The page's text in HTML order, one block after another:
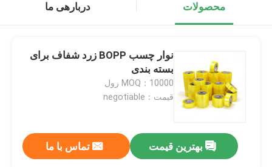
محصولات دربارهی ما
نوار چسب BOPP زرد شفاف برای
بسته بندی
MOQ：10000 رول
قیمت：negotiable
بهترین قیمت تماس با ما